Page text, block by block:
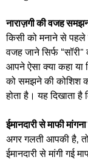
नाराज़गी की वजह
किसी को मनाने से पहले
वजह जाने सिर्फ
आपने ऐसा क्या कहा
को समझने की कोशिश
होता है। यह दिखाता
ईमानदारी से माफी
अगर गलती आपकी है,
ईमानदारी से मांगी गई